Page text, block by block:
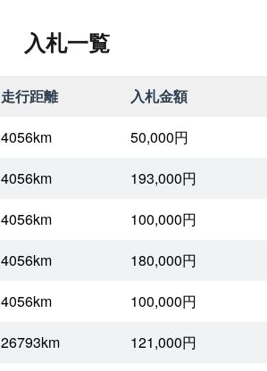
入札一覧
走行距離
入札金額
4056km
50,000円
4056km
193,000円
4056km
100,000円
4056km
180,000円
4056km
100,000円
26793km
121,000円